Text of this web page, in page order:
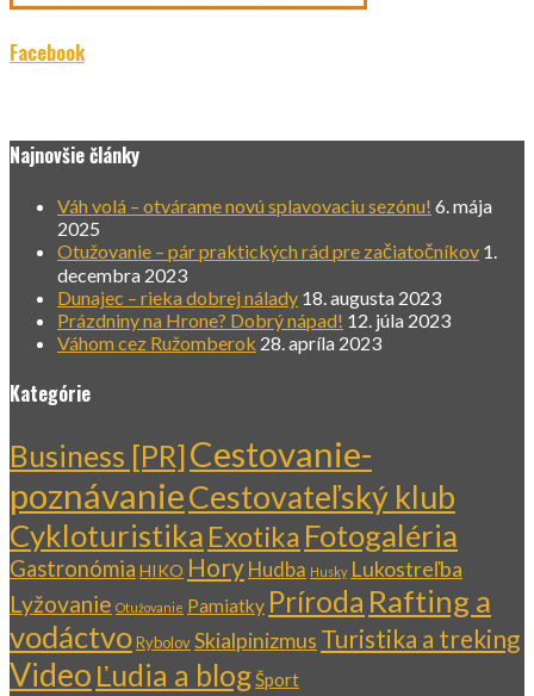
Facebook
Najnovšie články
Váh volá – otvárame novú splavovaciu sezónu! 6. mája
2025
Otužovanie – pár praktických rád pre začiatočníkov 1.
decembra 2023
Dunajec – rieka dobrej nálady 18. augusta 2023
Prázdniny na Hrone? Dobrý nápad! 12. júla 2023
Váhom cez Ružomberok 28. apríla 2023
Kategórie
Business [PR]Cestovanie-
poznávanieCestovateľský klub
Cykloturistika Exotika Fotogaléria
Gastronómia HIKO Hory Hudba Husky Lukostreľba
Lyžovanie Otužovanie Pamiatky Príroda Rafting a
vodáctvoRybolovSkialpinizmus Turistika a treking
Video Ľudia a blogŠport